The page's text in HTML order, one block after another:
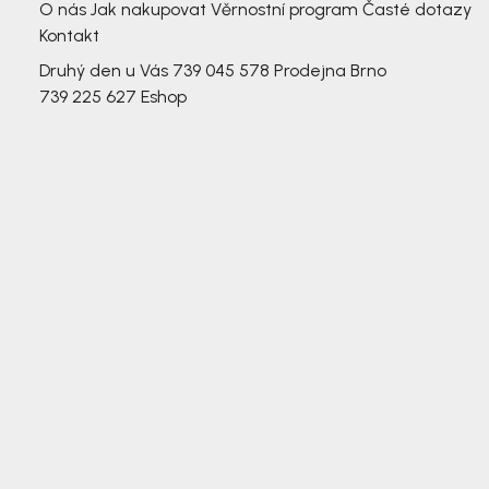
O nás Jak nakupovat Věrnostní program Časté dotazy
Kontakt
Druhý den u Vás 739 045 578 Prodejna Brno
739 225 627 Eshop